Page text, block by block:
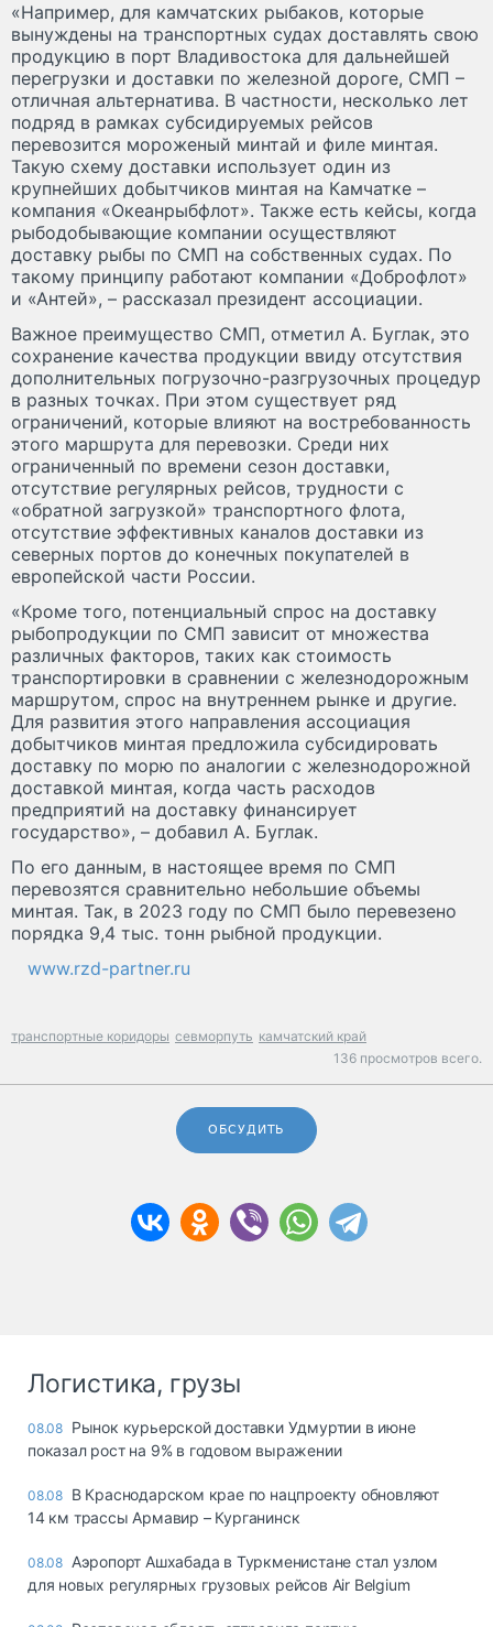
«Например, для камчатских рыбаков, которые
вынуждены на транспортных судах доставлять свою
продукцию в порт Владивостока для дальнейшей
перегрузки и доставки по железной дороге, СМП –
отличная альтернатива. В частности, несколько лет
подряд в рамках субсидируемых рейсов
перевозится мороженый минтай и филе минтая.
Такую схему доставки использует один из
крупнейших добытчиков минтая на Камчатке –
компания «Океанрыбфлот». Также есть кейсы, когда
рыбодобывающие компании осуществляют
доставку рыбы по СМП на собственных судах. По
такому принципу работают компании «Доброфлот»
и «Антей», – рассказал президент ассоциации.
Важное преимущество СМП, отметил А. Буглак, это
сохранение качества продукции ввиду отсутствия
дополнительных погрузочно-разгрузочных процедур
в разных точках. При этом существует ряд
ограничений, которые влияют на востребованность
этого маршрута для перевозки. Среди них
ограниченный по времени сезон доставки,
отсутствие регулярных рейсов, трудности с
«обратной загрузкой» транспортного флота,
отсутствие эффективных каналов доставки из
северных портов до конечных покупателей в
европейской части России.
«Кроме того, потенциальный спрос на доставку
рыбопродукции по СМП зависит от множества
различных факторов, таких как стоимость
транспортировки в сравнении с железнодорожным
маршрутом, спрос на внутреннем рынке и другие.
Для развития этого направления ассоциация
добытчиков минтая предложила субсидировать
доставку по морю по аналогии с железнодорожной
доставкой минтая, когда часть расходов
предприятий на доставку финансирует
государство», – добавил А. Буглак.
По его данным, в настоящее время по СМП
перевозятся сравнительно небольшие объемы
минтая. Так, в 2023 году по СМП было перевезено
порядка 9,4 тыс. тонн рыбной продукции.
www.rzd-partner.ru
транспортные коридоры севморпуть камчатский край
136 просмотров всего.
ОБСУДИТЬ
Логистика, грузы
08.08 Рынок курьерской доставки Удмуртии в июне
показал рост на 9% в годовом выражении
08.08 В Краснодарском крае по нацпроекту обновляют
14 км трассы Армавир – Курганинск
08.08 Аэропорт Ашхабада в Туркменистане стал узлом
для новых регулярных грузовых рейсов Air Belgium